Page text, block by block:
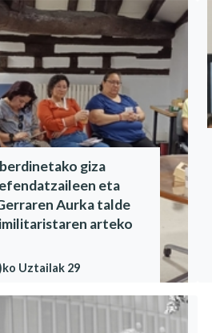
giza
eta
Aurka talde
arteko
Uztailak 29